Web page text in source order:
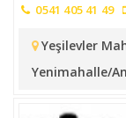
0541 405 41 49
Yeşilevler
Yenimahalle/